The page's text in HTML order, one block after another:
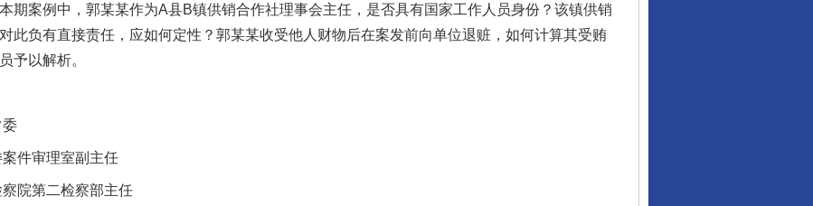
期案例中，郭某某作为A县B镇供销合作社理事会主任，是否具有国家工作人员身份？该镇供销
此负有直接责任，应如何定性？郭某某收受他人财物后在案发前向单位退赃，如何计算其受贿
予以解析。
件审理室副主任
院第二检察部主任